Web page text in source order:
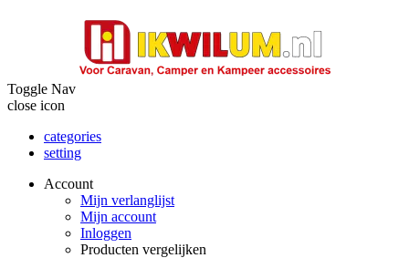
Toggle Nav
close icon
categories
setting
Account
Mijn verlanglijst
Mijn account
Inloggen
Producten vergelijken